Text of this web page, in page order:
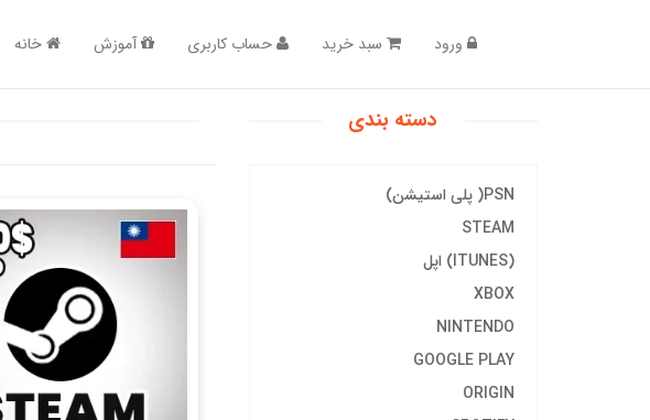
خانه آموزش حساب کاربری سبد خرید ورود
دسته بندی
PSN( پلی استیشن)
STEAM
(ITUNES) اپل
XBOX
NINTENDO
GOOGLE PLAY
ORIGIN